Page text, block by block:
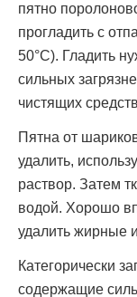
пятно
прогладить с
50°С). Гладить
сильных
чистящих
Пятна от
удалить,
раствор. Затем
водой. Хорошо
удалить жирные
Категорически
содержащие